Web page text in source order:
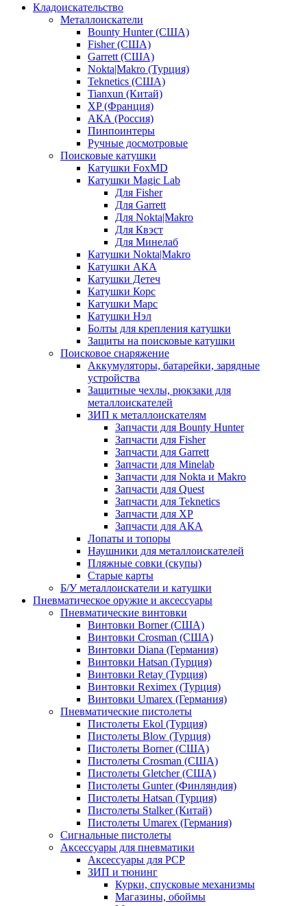
Кладоискательство
Металлоискатели
Bounty Hunter (США)
Fisher (США)
Garrett (США)
Nokta|Makro (Турция)
Teknetics (США)
Tianxun (Китай)
XP (Франция)
АКА (Россия)
Пинпоинтеры
Ручные досмотровые
Поисковые катушки
Катушки FoxMD
Катушки Magic Lab
Для Fisher
Для Garrett
Для Nokta|Makro
Для Квэст
Для Минелаб
Катушки Nokta|Makro
Катушки АКА
Катушки Детеч
Катушки Корс
Катушки Марс
Катушки Нэл
Болты для крепления катушки
Защиты на поисковые катушки
Поисковое снаряжение
Аккумуляторы, батарейки, зарядные
устройства
Защитные чехлы, рюкзаки для
металлоискателей
ЗИП к металлоискателям
Запчасти для Bounty Hunter
Запчасти для Fisher
Запчасти для Garrett
Запчасти для Minelab
Запчасти для Nokta и Makro
Запчасти для Quest
Запчасти для Teknetics
Запчасти для XP
Запчасти для АКА
Лопаты и топоры
Наушники для металлоискателей
Пляжные совки (скупы)
Старые карты
Б/У металлоискатели и катушки
Пневматическое оружие и аксессуары
Пневматические винтовки
Винтовки Borner (США)
Винтовки Crosman (США)
Винтовки Diana (Германия)
Винтовки Hatsan (Турция)
Винтовки Retay (Турция)
Винтовки Reximex (Турция)
Винтовки Umarex (Германия)
Пневматические пистолеты
Пистолеты Ekol (Турция)
Пистолеты Blow (Турция)
Пистолеты Borner (США)
Пистолеты Crosman (США)
Пистолеты Gletcher (США)
Пистолеты Gunter (Финляндия)
Пистолеты Hatsan (Турция)
Пистолеты Stalker (Китай)
Пистолеты Umarex (Германия)
Сигнальные пистолеты
Аксессуары для пневматики
Аксессуары для PCP
ЗИП и тюнинг
Курки, спусковые механизмы
Магазины, обоймы